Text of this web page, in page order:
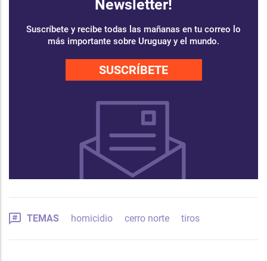
Newsletter!
Suscríbete y recibe todas las mañanas en tu correo lo
más importante sobre Uruguay y el mundo.
SUSCRÍBETE
TEMAS homicidio cerro norte tiros